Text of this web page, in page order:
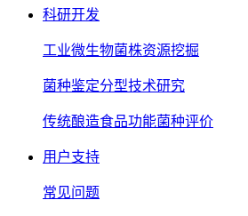
科研开发
工业微生物菌株资源挖掘
菌种鉴定分型技术研究
传统酿造食品功能菌种评价
用户支持
常见问题